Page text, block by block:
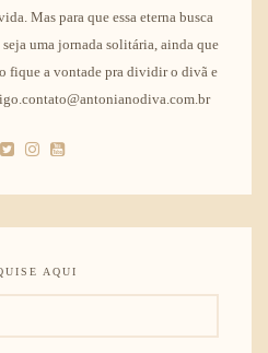
Mas para que essa eterna busca
uma jornada solitária, ainda que
fique a vontade pra dividir o divã e
AQUI